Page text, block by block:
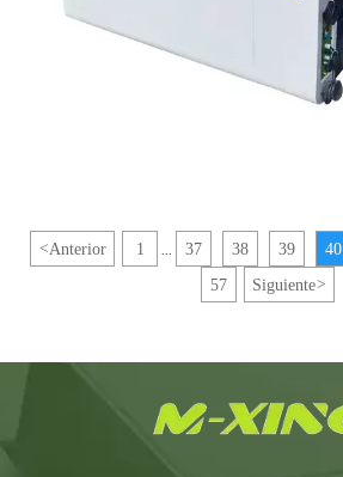
<Anterior 1 37 38 39 40
57 Siguiente>